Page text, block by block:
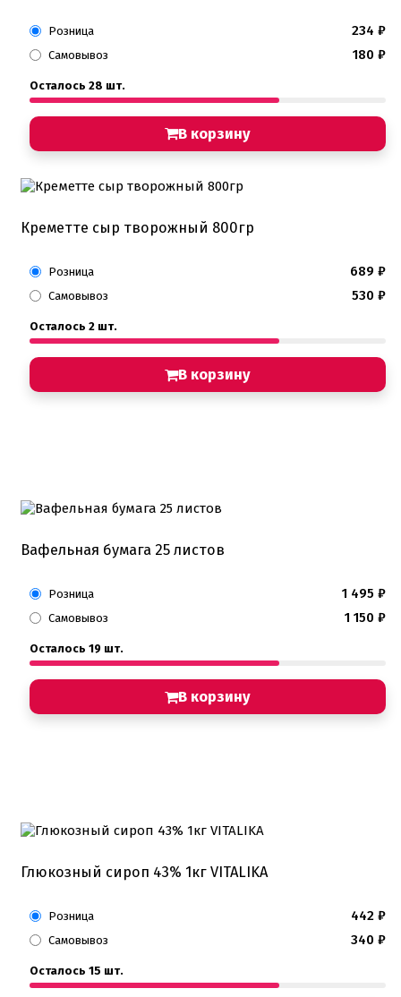
Розница 234 ₽
Самовывоз 180 ₽
Осталось 28 шт.
В корзину
Креметте сыр творожный 800гр
Розница 689 ₽
Самовывоз 530 ₽
Осталось 2 шт.
В корзину
Вафельная бумага 25 листов
Розница 1 495 ₽
Самовывоз 1 150 ₽
Осталось 19 шт.
В корзину
Глюкозный сироп 43% 1кг VITALIKA
Розница 442 ₽
Самовывоз 340 ₽
Осталось 15 шт.